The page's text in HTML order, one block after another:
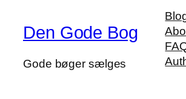
Den Gode Bog
Gode bøger sælges